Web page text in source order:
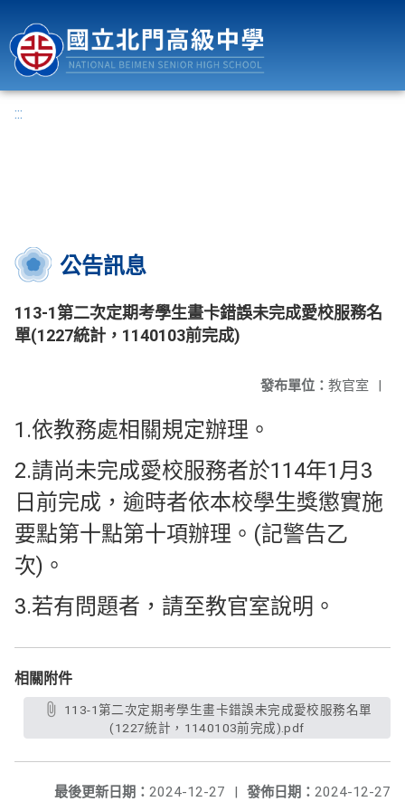
:::
公告訊息
113-1第二次定期考學生畫卡錯誤未完成愛校服務名
單(1227統計，1140103前完成)
發布單位： 教官室 |
1.依教務處相關規定辦理。
2.請尚未完成愛校服務者於114年1月3
日前完成，逾時者依本校學生獎懲實施
要點第十點第十項辦理。(記警告乙
次)。
3.若有問題者，請至教官室說明。
相關附件
(1227統計，1140103前完成).pdf
發佈日期： 2024-12-27
最後更新日期： 2024-12-27 |